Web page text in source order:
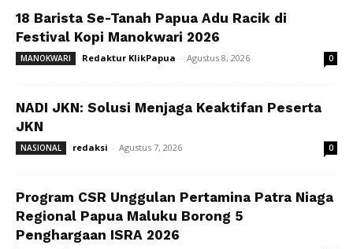
18 Barista Se-Tanah Papua Adu Racik di
Festival Kopi Manokwari 2026
MANOKWARI Redaktur KlikPapua - Agustus 8, 2026 0
NADI JKN: Solusi Menjaga Keaktifan Peserta
JKN
NASIONAL redaksi - Agustus 7, 2026 0
Program CSR Unggulan Pertamina Patra Niaga
Regional Papua Maluku Borong 5
Penghargaan ISRA 2026